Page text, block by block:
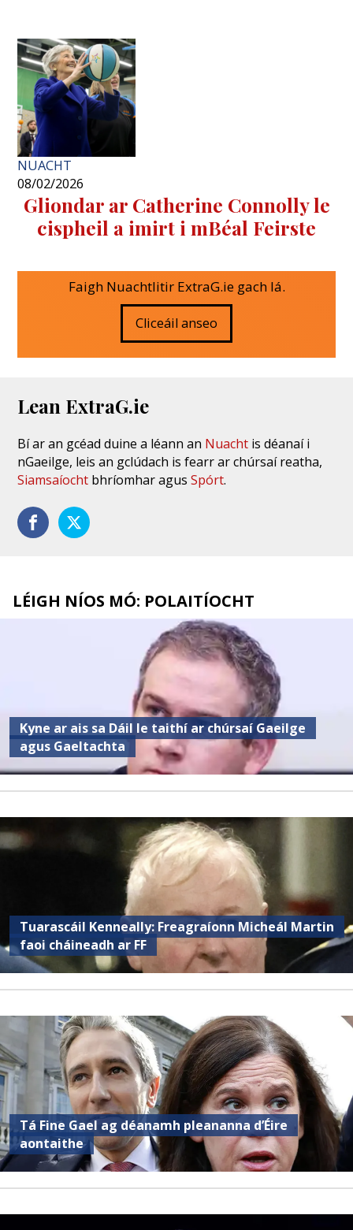
NUACHT
08/02/2026
Gliondar ar Catherine Connolly le
cispheil a imirt i mBéal Feirste
Faigh Nuachtlitir ExtraG.ie gach lá.
Cliceáil anseo
Lean ExtraG.ie
Bí ar an gcéad duine a léann an Nuacht is déanaí i
nGaeilge, leis an gclúdach is fearr ar chúrsaí reatha,
Siamsaíocht bhríomhar agusSpórt.
LÉIGH NÍOS MÓ: POLAITÍOCHT
Kyne ar ais sa Dáil le taithí ar chúrsaí Gaeilge
agus Gaeltachta
Tuarascáil Kenneally: Freagraíonn Micheál Martin
faoi cháineadh ar FF
Tá Fine Gael ag déanamh pleananna d’Éire
aontaithe